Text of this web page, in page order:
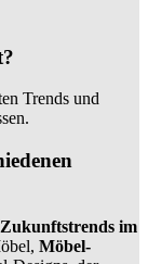
Trends und
Zukunftstrends im
Möbel-